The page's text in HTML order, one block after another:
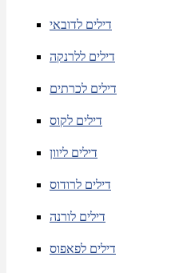
דילים לדובאי
דילים ללרנקה
דילים לכרתים
דילים לקוס
דילים ליוון
דילים לרודוס
דילים לורנה
דילים לפאפוס